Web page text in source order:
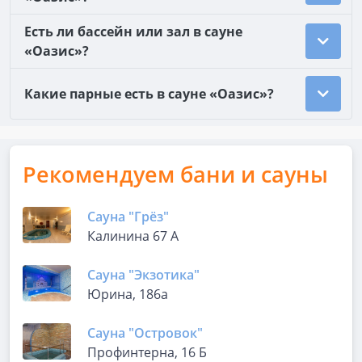
Есть ли бассейн или зал в сауне
«Оазис»?
Какие парные есть в сауне «Оазис»?
Рекомендуем бани и сауны
Сауна "Грёз"
Калинина 67 А
Сауна "Экзотика"
Юрина, 186а
Сауна "Островок"
Профинтерна, 16 Б